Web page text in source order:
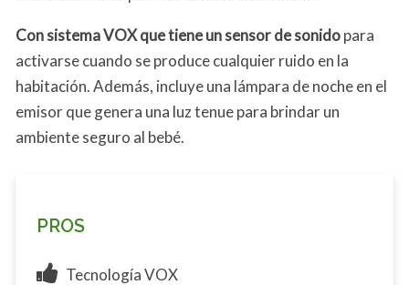
Con sistema VOX que tiene un sensor de sonidopara
activarse cuando se produce cualquier ruido en la
habitación. Además, incluye una lámpara de noche en el
emisor que genera una luz tenue para brindar un
ambiente seguro al bebé.
PROS
Tecnología VOX